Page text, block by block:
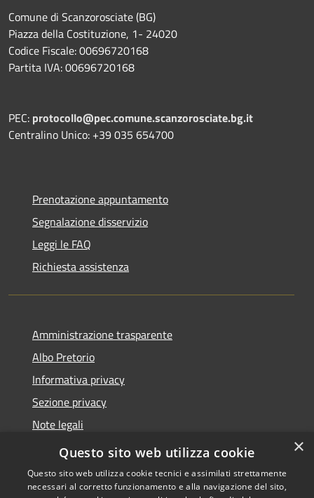
Comune di Scanzorosciate (BG)
Piazza della Costituzione, 1- 24020
Codice Fiscale: 00696720168
Partita IVA: 00696720168
PEC: protocollo@pec.comune.scanzorosciate.bg.it
Centralino Unico: +39 035 654700
Prenotazione appuntamento
Segnalazione disservizio
Leggi le FAQ
Richiesta assistenza
Amministrazione trasparente
Albo Pretorio
Informativa privacy
Sezione privacy
Note legali
Dichiarazione di accessibilità
×
Questo sito web utilizza cookie
Questo sito web utilizza cookie tecnici e assimilati strettamente
necessari al corretto funzionamento e alla navigazione del sito,